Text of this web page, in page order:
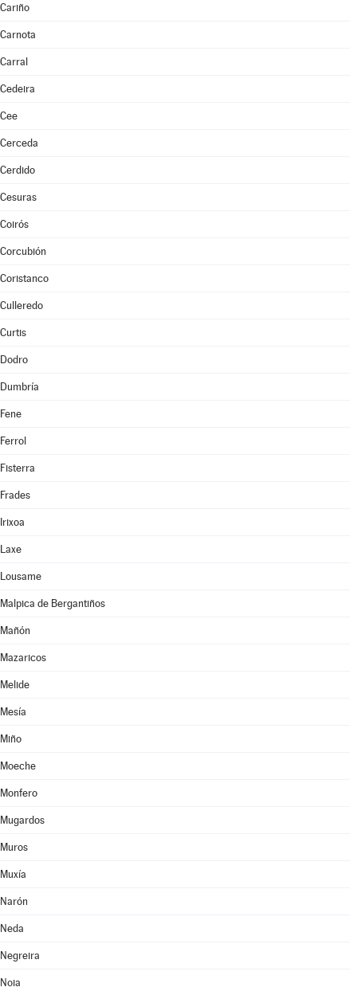
Cariño
Carnota
Carral
Cedeira
Cee
Cerceda
Cerdido
Cesuras
Coirós
Corcubión
Coristanco
Culleredo
Curtis
Dodro
Dumbría
Fene
Ferrol
Fisterra
Frades
Irixoa
Laxe
Lousame
Malpica de Bergantiños
Mañón
Mazaricos
Melide
Mesía
Miño
Moeche
Monfero
Mugardos
Muros
Muxía
Narón
Neda
Negreira
Noia